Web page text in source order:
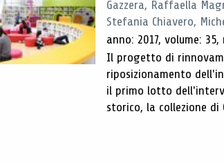
Gazzera, Raffaella
Stefania Chiavero,
anno: 2017, volume: 35,
Il progetto di
riposizionamento
il primo lotto
storico, la collezione di